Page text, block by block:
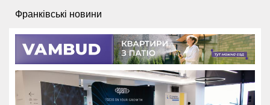
Франківські новини